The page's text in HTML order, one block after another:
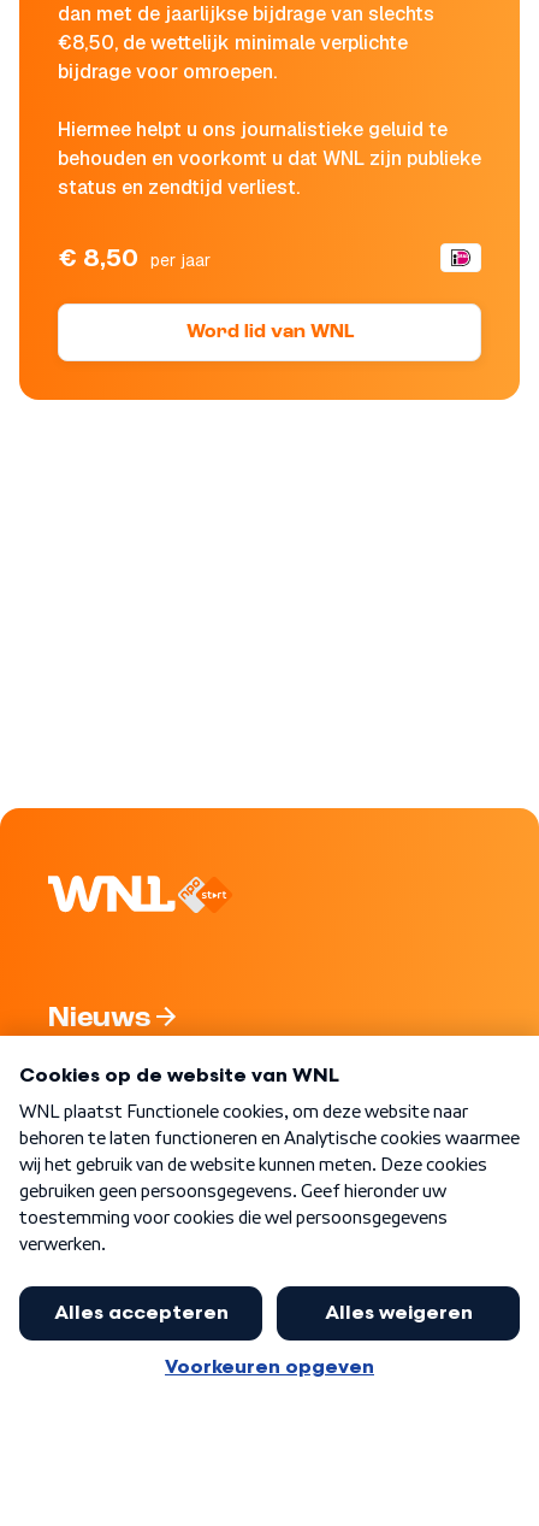
dan met de jaarlijkse bijdrage van slechts
€8,50, de wettelijk minimale verplichte
bijdrage voor omroepen.
Hiermee helpt u ons journalistieke geluid te
behouden en voorkomt u dat WNL zijn publieke
status en zendtijd verliest.
€ 8,50 per jaar
Word lid van WNL
Nieuws
Nieuwsbrief
Word Lid